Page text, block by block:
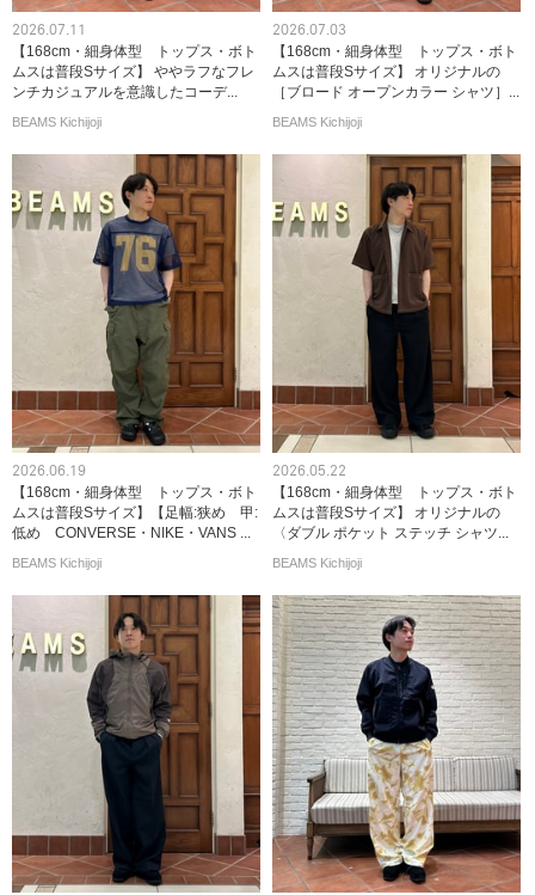
2026.07.11
【168cm・細身体型 トップス・ボト
ムスは普段Sサイズ】 ややラフなフレ
ンチカジュアルを意識したコーデ...
BEAMS Kichijoji
2026.07.03
【168cm・細身体型 トップス・ボト
ムスは普段Sサイズ】 オリジナルの
［ブロード オープンカラー シャツ］...
BEAMS Kichijoji
2026.06.19
【168cm・細身体型 トップス・ボト
ムスは普段Sサイズ】【足幅:狭め 甲:
低め CONVERSE・NIKE・VANS ...
BEAMS Kichijoji
2026.05.22
【168cm・細身体型 トップス・ボト
ムスは普段Sサイズ】 オリジナルの
〈ダブル ポケット ステッチ シャツ...
BEAMS Kichijoji